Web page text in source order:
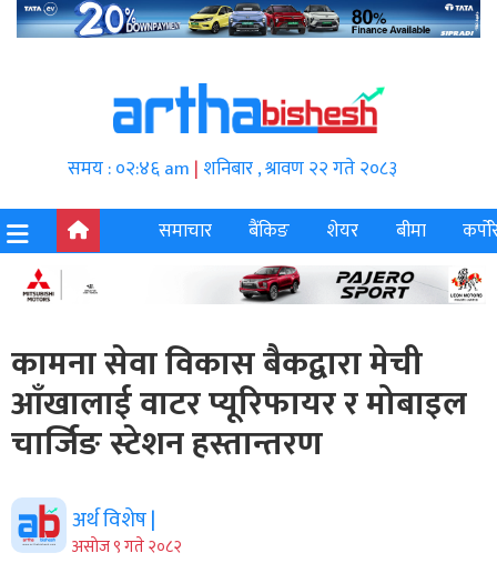
समय : ०२:४६ am | शनिबार , श्रावण २२ गते २०८३
समाचार
बैंकिङ शेयर बीमा
कामना सेवा विकास बैकद्वारा मेची
आँखालाई वाटर प्यूरिफायर र मोबाइल
चार्जिङ स्टेशन हस्तान्तरण
अर्थ विशेष |
असाेज ९ गते २०८२